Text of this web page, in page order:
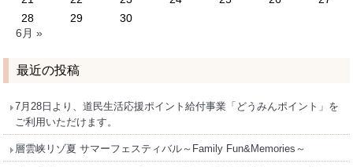
28
29
30
6月 »
最近の投稿
7月28日より、道民生活応援ポイント給付事業「どうみんポイント」を
ご利用いただけます。
層雲峡リゾ夏 サマーフェスティバル～Family Fun&Memories～